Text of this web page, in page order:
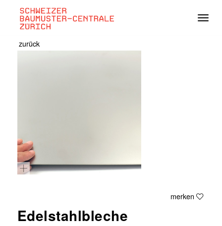
zurück
merken
Edelstahlbleche